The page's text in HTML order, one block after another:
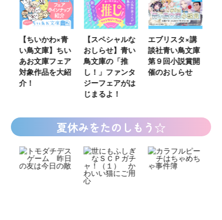
【ちいかわ×青
い鳥文庫】ちい
あお文庫フェア
対象作品を大紹
介！
【スペシャルな
おしらせ】青い
鳥文庫の「推
し！」ファンタ
ジーフェアがは
じまるよ！
エブリスタ×講
談社青い鳥文庫
第９回小説賞開
催のおしらせ
夏休みをたのしもう☆